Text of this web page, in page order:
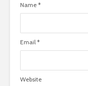
Name *
Email *
Website